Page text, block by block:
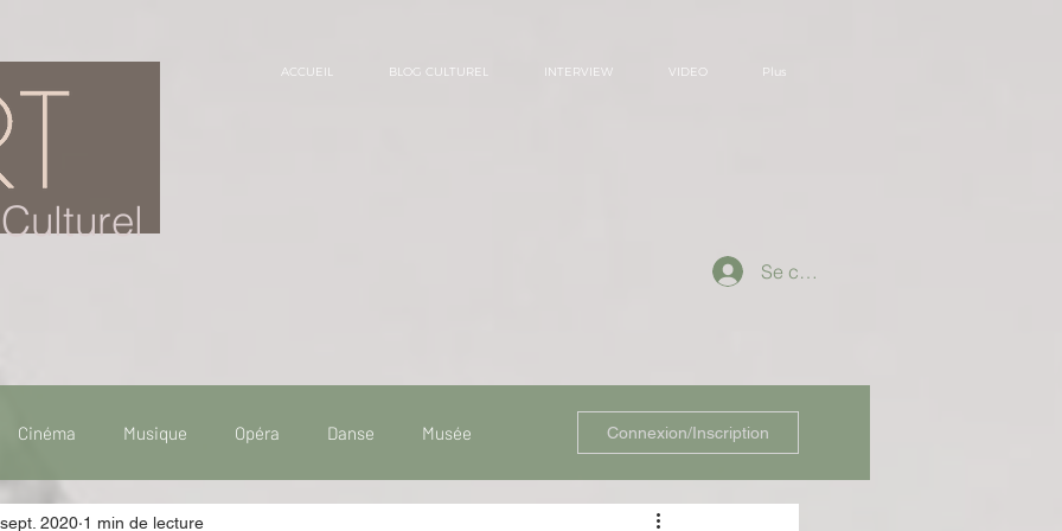
ACCUEIL BLOG CULTUREL INTERVIEW VIDEO Plus
Se connecter
Cinéma Musique Opéra Danse Musée Connexion/Inscription
2020 1 min de lecture